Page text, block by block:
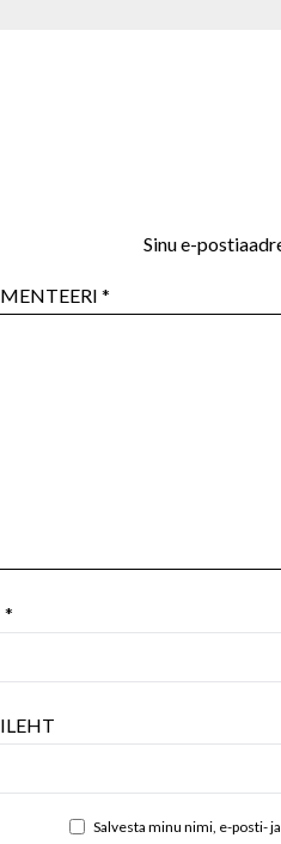
Sinu e-
*
*
Salvesta minu nimi, e-posti-